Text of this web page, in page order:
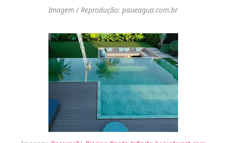
Imagem / Reprodução: paueagua.com.br